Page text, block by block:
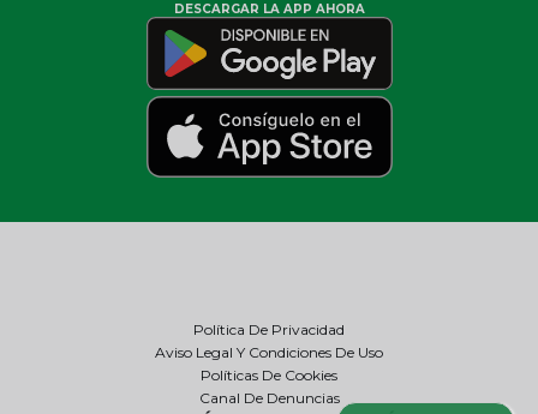
DESCARGAR LA APP AHORA
Política De Privacidad
Aviso Legal Y Condiciones De Uso
Políticas De Cookies
Canal De Denuncias